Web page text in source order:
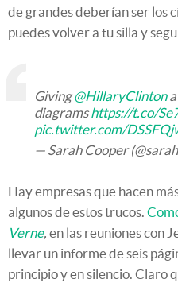
de grandes deberían ser los
puedes volver a tu silla y
Giving@HillaryClintona
diagramshttps://t.co/
pic.twitter.com/
— Sarah Cooper
Hay empresas que hacen
algunos de estos trucos.
Verne, en las reuniones con
llevar un informe de seis
principio y en silencio. Claro